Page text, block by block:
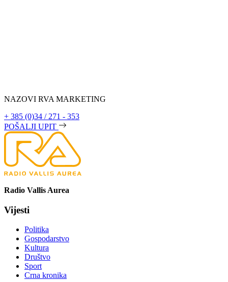
NAZOVI RVA MARKETING
+ 385 (0)34 / 271 - 353
POŠALJI UPIT
Radio Vallis Aurea
Vijesti
Politika
Gospodarstvo
Kultura
Društvo
Sport
Crna kronika